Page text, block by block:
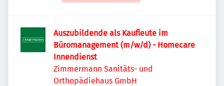
Auszubildende als Kaufleute im
Büromanagement (m/w/d) - Homecare
Innendienst
Zimmermann Sanitäts- und
Orthopädiehaus GmbH